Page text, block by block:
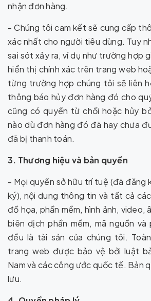
nhận đơn hàng.
- Chúng tôi cam kết sẽ cung cấp
xác nhất cho người tiêu dùng. Tuy
sai sót xảy ra, ví dụ như trường hợp
hiển thị chính xác trên trang web
từng trường hợp chúng tôi sẽ liên
thông báo hủy đơn hàng đó cho
cũng có quyền từ chối hoặc hủy
nào dù đơn hàng đó đã hay chưa
đã bị thanh toán.
3. Thương hiệu và bản quyền
- Mọi quyền sở hữu trí tuệ (đã đăng
ký), nội dung thông tin và tất cả
đồ họa, phần mềm, hình ảnh, video,
biên dịch phần mềm, mã nguồn và
đều là tài sản của chúng tôi.
trang web được bảo vệ bởi luật
Nam và các công ước quốc tế. Bản
lưu.